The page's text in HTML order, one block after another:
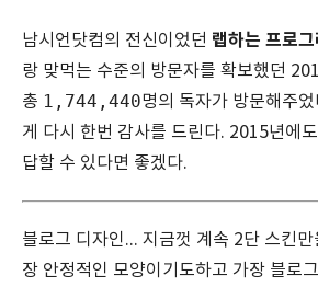
남시언닷컴의 전신이었던 랩하는 프로그
랑 맞먹는 수준의 방문자를 확보했던
총 1,744,440명의 독자가 방문해주었
게 다시 한번 감사를 드린다. 2015년에
답할 수 있다면 좋겠다.
블로그 디자인... 지금껏 계속 2단 스킨
장 안정적인 모양이기도하고 가장 블로